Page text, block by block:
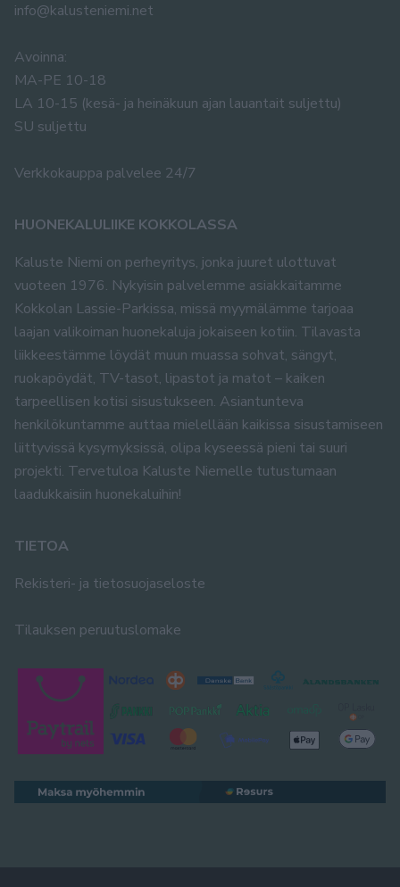
info@kalusteniemi.net
Avoinna:
MA-PE 10-18
LA 10-15 (kesä- ja heinäkuun ajan lauantait suljettu)
SU suljettu
Verkkokauppa palvelee 24/7
HUONEKALULIIKE KOKKOLASSA
Kaluste Niemi on perheyritys, jonka juuret ulottuvat
vuoteen 1976. Nykyisin palvelemme asiakkaitamme
Kokkolan Lassie-Parkissa, missä myymälämme tarjoaa
laajan valikoiman huonekaluja jokaiseen kotiin. Tilavasta
liikkeestämme löydät muun muassa sohvat, sängyt,
ruokapöydät, TV-tasot, lipastot ja matot – kaiken
tarpeellisen kotisi sisustukseen. Asiantunteva
henkilökuntamme auttaa mielellään kaikissa sisustamiseen
liittyvissä kysymyksissä, olipa kyseessä pieni tai suuri
projekti. Tervetuloa Kaluste Niemelle tutustumaan
laadukkaisiin huonekaluihin!
TIETOA
Rekisteri- ja tietosuojaseloste
Tilauksen peruutuslomake